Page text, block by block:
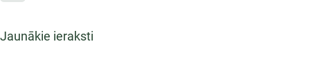
Jaunākie ieraksti